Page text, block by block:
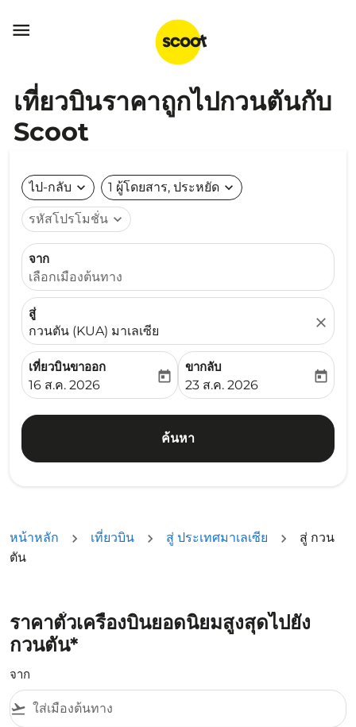

เที่ยวบินราคาถูกไปกวนตันกับ
Scoot
ไป-กลับ expand_more 1 ผู้โดยสาร, ประหยัด expand_more
รหัสโปรโมชั่น expand_more
จาก
เลือกเมืองต้นทาง
สู่
กวนตัน (KUA) มาเลเซีย
close
เที่ยวบินขาออก
fc-booking-departure-date-aria-label
16 ส.ค. 2026
today
ขากลับ
fc-booking-return-date-
23 ส.ค. 2026
today
ค้นหา
หน้าหลัก เที่ยวบิน สู่ ประเทศมาเลเซีย
สู่ กวน
ตัน
ราคาตั๋วเครื่องบินยอดนิยมสูงสุดไปยัง
กวนตัน*
จาก
flight_takeoff